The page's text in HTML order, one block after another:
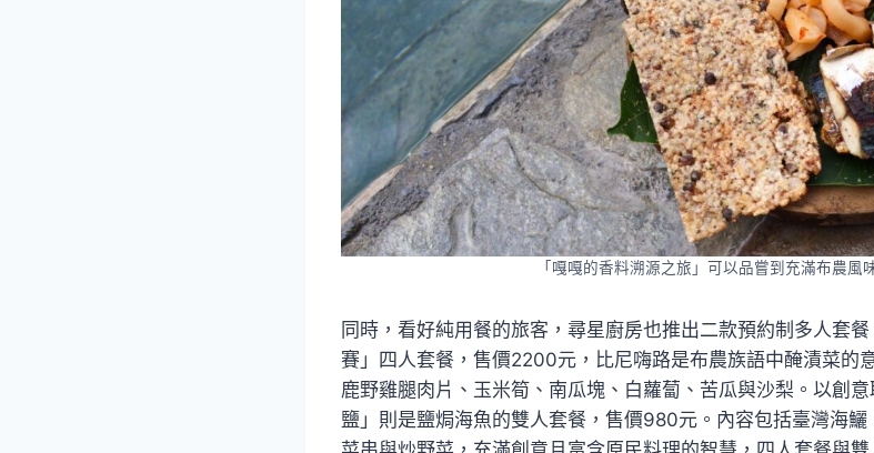
「嘎嘎的香料溯源之旅」可以品嘗到充滿布農風
同時，看好純用餐的旅客，尋星廚房也推出二款預約制多人套
賽」四人套餐，售價2200元，比尼嗨路是布農族語中醃漬菜的
鹿野雞腿肉片、玉米筍、南瓜塊、白蘿蔔、苦瓜與沙梨。以創
鹽」則是鹽焗海魚的雙人套餐，售價980元。內容包括臺灣海